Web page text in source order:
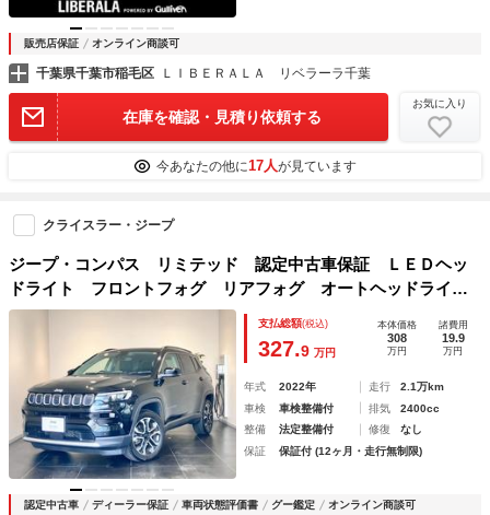
販売店保証 オンライン商談可
千葉県千葉市稲毛区 ＬＩＢＥＲＡＬＡ リベラーラ千葉
在庫を確認・見積り依頼する
お気に入り
今あなたの他に17人が見ています
クライスラー・ジープ
ジープ・コンパス リミテッド 認定中古車保証 ＬＥＤヘッ
ドライト フロントフォグ リアフォグ オートヘッドライ
ト レザーシート シートヒーター オートエアコン 純正ナ
ビ ＥＴＣ２．０ バックカメラ ４ＷＤ アップルカープレ
支払総額(税込)
327.9 万円
本体価格
308
万円
諸費用
19.9
万円
年式 2022年 走行
2.1万km
車検
車検整備付 排気
2400cc
整備
法定整備付 修復
なし
保証
保証付 (12ヶ月・走行無制限)
認定中古車 ディーラー保証 車両状態評価書 グー鑑定 オンライン商談可